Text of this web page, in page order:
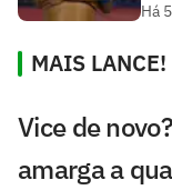
Há
MAIS LANCE!
Vice de
amarga a